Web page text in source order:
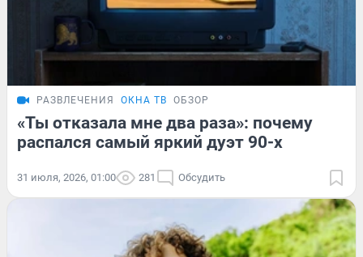
РАЗВЛЕЧЕНИЯ ОКНА ТВ ОБЗОР
«Ты отказала мне два раза»: почему
распался самый яркий дуэт 90-х
31 июля, 2026, 01:00 281 Обсудить